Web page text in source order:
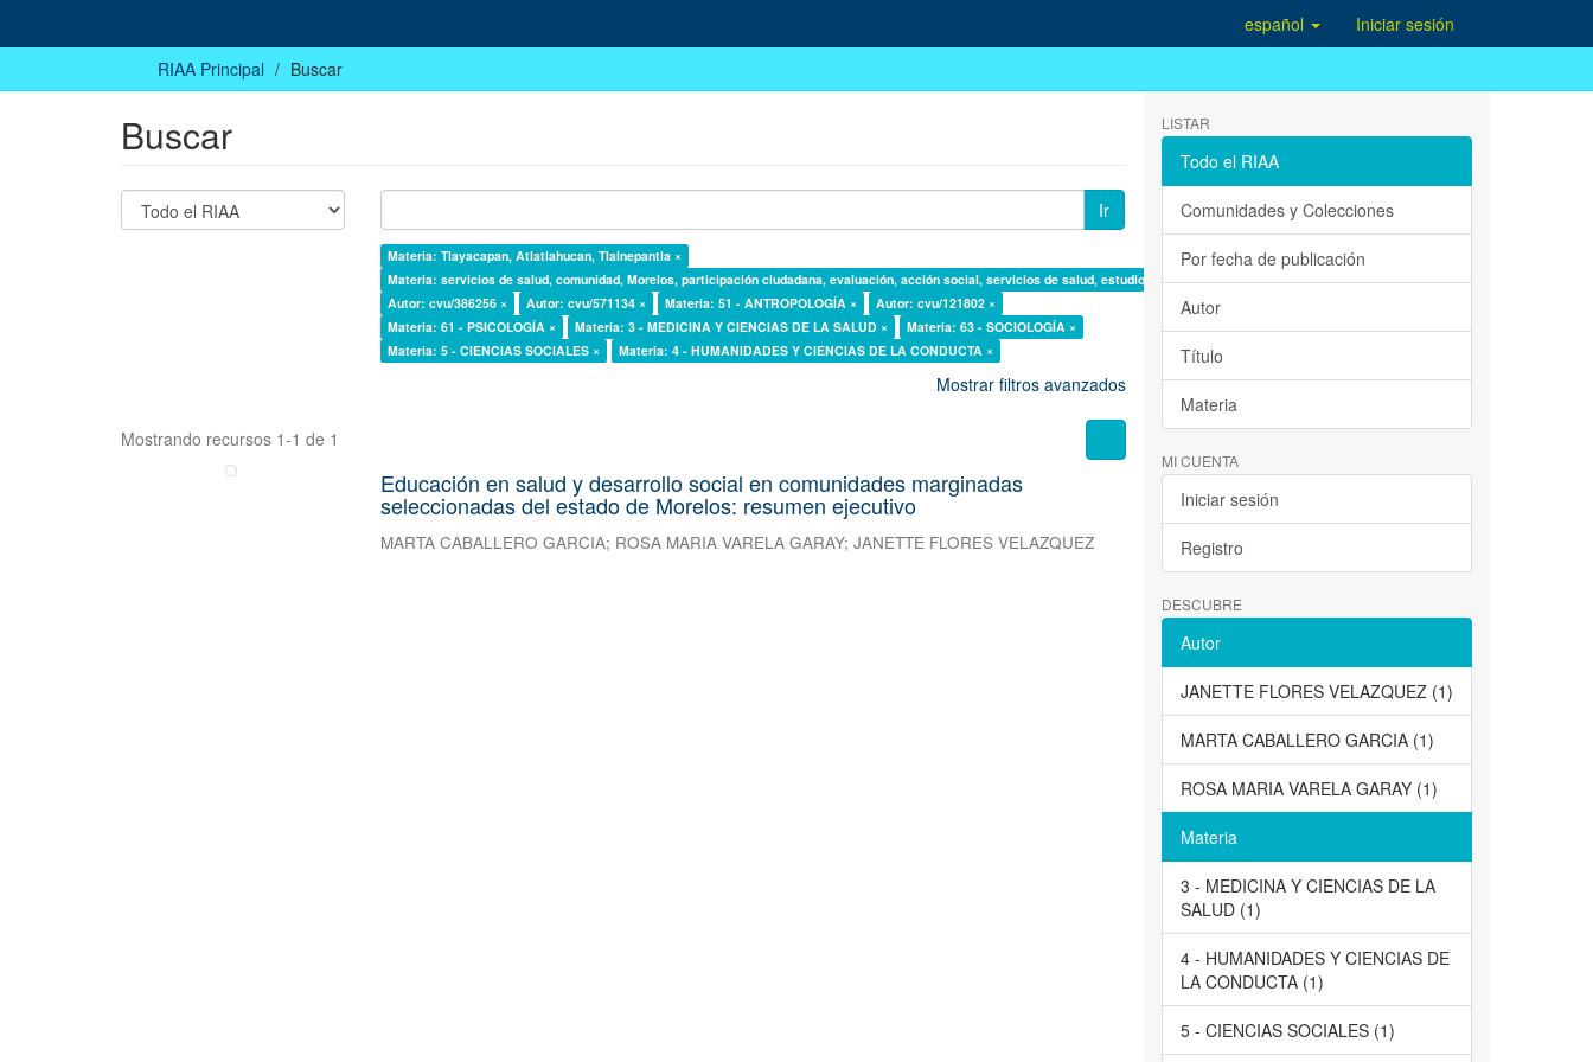
español
Iniciar sesión
RIAA Principal
Buscar
Buscar
Ir
Materia: Tlayacapan, Atlatlahucan, Tlalnepantla ×
Materia: servicios de salud, comunidad, Morelos, participación ciudadana, evaluación, acción social, servicios de salud, estudio de casos ×
Autor: cvu/386256 ×
Autor: cvu/571134 × Materia: 51 - ANTROPOLOGÍA ×
Autor: cvu/121802 ×
Materia: 61 - PSICOLOGÍA ×
Materia: 3 - MEDICINA Y CIENCIAS DE LA SALUD ×
Materia: 63 - SOCIOLOGÍA ×
Materia: 5 - CIENCIAS SOCIALES ×
Materia: 4 - HUMANIDADES Y CIENCIAS DE LA CONDUCTA ×
Mostrar filtros avanzados
Mostrando recursos 1-1 de 1
Educación en salud y desarrollo social en comunidades marginadas
seleccionadas del estado de Morelos: resumen ejecutivo
MARTA CABALLERO GARCIA; ROSA MARIA VARELA GARAY;JANETTE FLORES VELAZQUEZ
LISTAR
Todo el RIAA
Comunidades y Colecciones
Por fecha de publicación
Autor
Título
Materia
MI CUENTA
Iniciar sesión
Registro
DESCUBRE
Autor
JANETTE FLORES VELAZQUEZ (1)
MARTA CABALLERO GARCIA (1)
ROSA MARIA VARELA GARAY (1)
Materia
3 - MEDICINA Y CIENCIAS DE LA
SALUD (1)
4 - HUMANIDADES Y CIENCIAS DE
LA CONDUCTA (1)
5 - CIENCIAS SOCIALES (1)